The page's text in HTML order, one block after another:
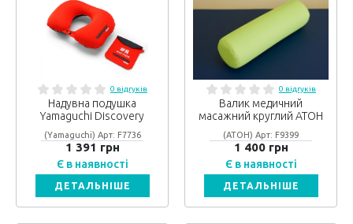
0 відгуків
Надувна подушка
Yamaguchi Discovery
(Yamaguchi) Арт: F7736
1 391 грн
Є в наявності
ДЕТАЛЬНІШЕ
0 відгуків
Валик медичний
масажний круглий АТОН
(АТОН) Арт: F9399
1 400 грн
Є в наявності
ДЕТАЛЬНІШЕ